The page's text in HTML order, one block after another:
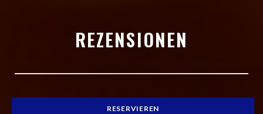
REZENSIONEN
RESERVIEREN